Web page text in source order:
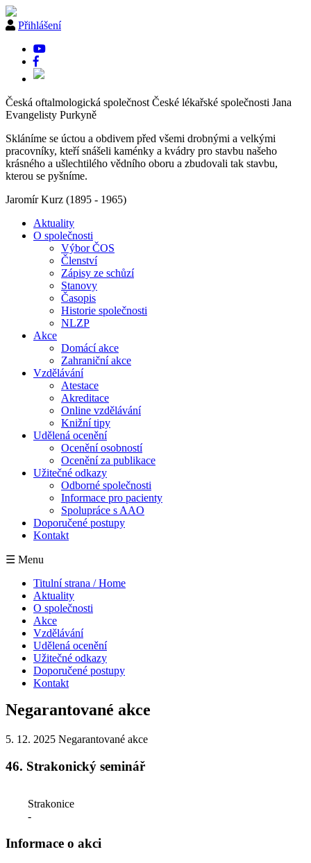
Přihlášení
Česká oftalmologická společnost České lékařské společnosti Jana
Evangelisty Purkyně
Skláníme se úctou a obdivem před všemi drobnými a velkými
pracovníky, kteří snášeli kaménky a kvádry pro stavbu našeho
krásného a ušlechtilého vědního oboru a zbudovali tak stavbu,
kterou se pyšníme.
Jaromír Kurz (1895 - 1965)
Aktuality
O společnosti
Výbor ČOS
Členství
Zápisy ze schůzí
Stanovy
Časopis
Historie společnosti
NLZP
Akce
Domácí akce
Zahraniční akce
Vzdělávání
Atestace
Akreditace
Online vzdělávání
Knižní tipy
Udělená ocenění
Ocenění osobností
Ocenění za publikace
Užitečné odkazy
Odborné společnosti
Informace pro pacienty
Spolupráce s AAO
Doporučené postupy
Kontakt
☰ Menu
Titulní strana / Home
Aktuality
O společnosti
Akce
Vzdělávání
Udělená ocenění
Užitečné odkazy
Doporučené postupy
Kontakt
Negarantované akce
5. 12. 2025 Negarantované akce
46. Strakonický seminář
Strakonice
-
Informace o akci